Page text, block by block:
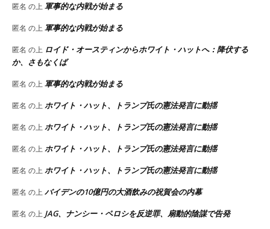
匿名 の上軍事的な内戦が始まる
匿名 の上軍事的な内戦が始まる
匿名 の上 ロイド・オースティンからホワイト・ハットへ：降伏する
か、さもなくば
匿名 の上軍事的な内戦が始まる
匿名 の上ホワイト・ハット、トランプ氏の憲法発言に動揺
匿名 の上ホワイト・ハット、トランプ氏の憲法発言に動揺
匿名 の上ホワイト・ハット、トランプ氏の憲法発言に動揺
匿名 の上ホワイト・ハット、トランプ氏の憲法発言に動揺
匿名 の上バイデンの10億円の大酒飲みの祝賀会の内幕
匿名 の上 JAG、ナンシー・ペロシを反逆罪、扇動的陰謀で告発